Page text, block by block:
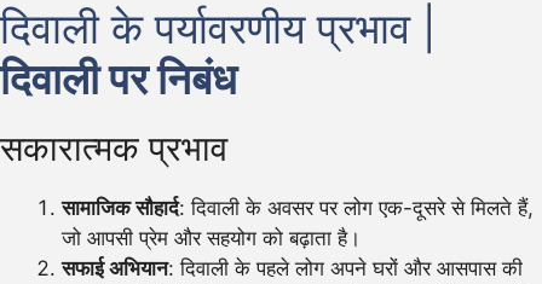
दिवाली के पर्यावरणीय प्रभाव |
दिवाली पर निबंध
सकारात्मक प्रभाव
सामाजिक सौहार्द: दिवाली के अवसर पर लोग एक-दूसरे से मिलते हैं,
जो आपसी प्रेम और सहयोग को बढ़ाता है।
सफाई अभियान: दिवाली के पहले लोग अपने घरों और आसपास की